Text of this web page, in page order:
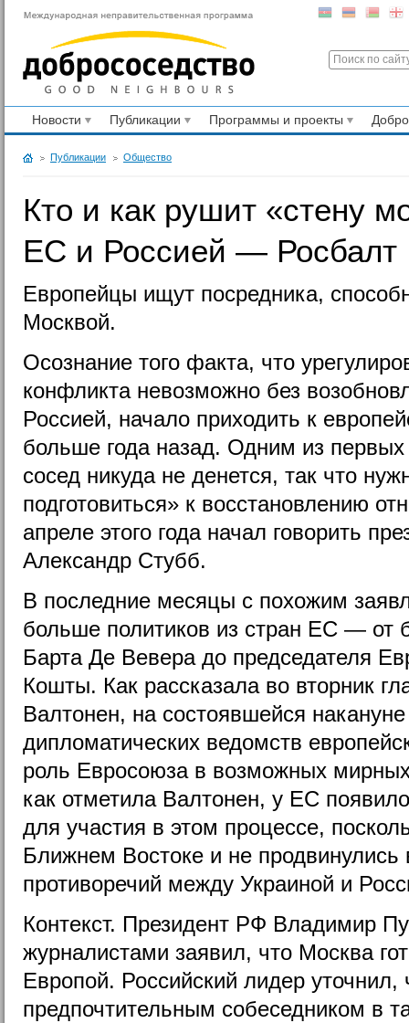
Новости Публикации Программы и проекты
Публикации Общество
Кто и как рушит «стену
ЕС и Россией — Росбалт
Европейцы ищут посредника,
Москвой.
Осознание того факта, что
конфликта невозможно без
Россией, начало приходить к
больше года назад. Одним из
сосед никуда не денется, так что
подготовиться» к восстановлению
апреле этого года начал говорить
Александр Стубб.
В последние месяцы с похожим
больше политиков из стран ЕС — от
Барта Де Вевера до председателя
Кошты. Как рассказала во вторник
Валтонен, на состоявшейся
дипломатических ведомств
роль Евросоюза в возможных
как отметила Валтонен, у ЕС
для участия в этом процессе,
Ближнем Востоке и не продвинулись
противоречий между Украиной и
Контекст. Президент РФ Владимир
журналистами заявил, что Москва
Европой. Российский лидер уточнил,
предпочтительным собеседником в